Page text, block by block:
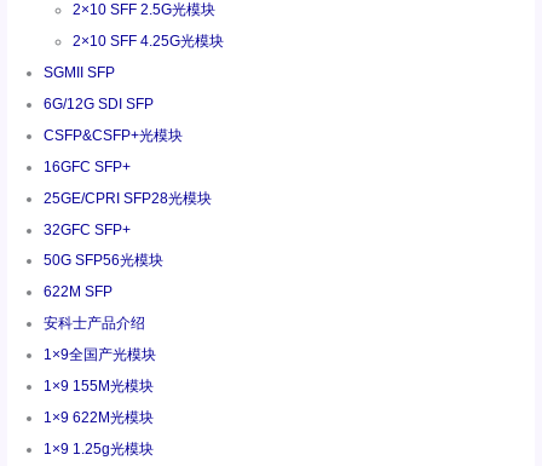
2×10 SFF 2.5G光模块
2×10 SFF 4.25G光模块
SGMII SFP
6G/12G SDI SFP
CSFP&CSFP+光模块
16GFC SFP+
25GE/CPRI SFP28光模块
32GFC SFP+
50G SFP56光模块
622M SFP
安科士产品介绍
1×9全国产光模块
1×9 155M光模块
1×9 622M光模块
1×9 1.25g光模块